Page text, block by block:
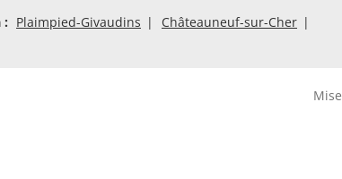
: Plaimpied-Givaudins
Châteauneuf-sur-Cher